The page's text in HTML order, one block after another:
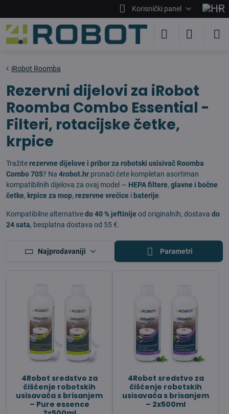
Korisnički panel
iRobot Roomba
Rezervni dijelovi za iRobot
Roomba Combo Essential -
Filteri, rotacijske četke,
krpice
Tražiterezervne dijelove i pribor za robotski usisivač Roomba
Combo 705? Na 4robot.hr pronaći ćete kompletan asortiman
kompatibilnih dijelova za ovaj model — HEPA filtere, glavne i bočne
četke, krpice za mop, rezervne vrećice i baterije.
Kompatibilne alternativedo 40 % jeftinije od originalnih, dostava do
24 sata, besplatna dostava od 55 €.
Najprodavaniji Parametri
4Robot sredstvo za
čišćenje robotskih
usisavača s brisanjem
– Pure essence
4Robot sredstvo za
čišćenje robotskih
usisavača s brisanjem
– 2x500ml